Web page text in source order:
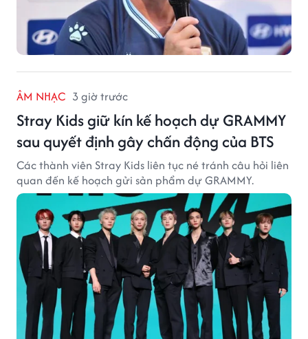
ÂM NHẠC 3 giờ trước
Stray Kids giữ kín kế hoạch dự GRAMMY
sau quyết định gây chấn động của BTS
Các thành viên Stray Kids liên tục né tránh câu hỏi liên
quan đến kế hoạch gửi sản phẩm dự GRAMMY.